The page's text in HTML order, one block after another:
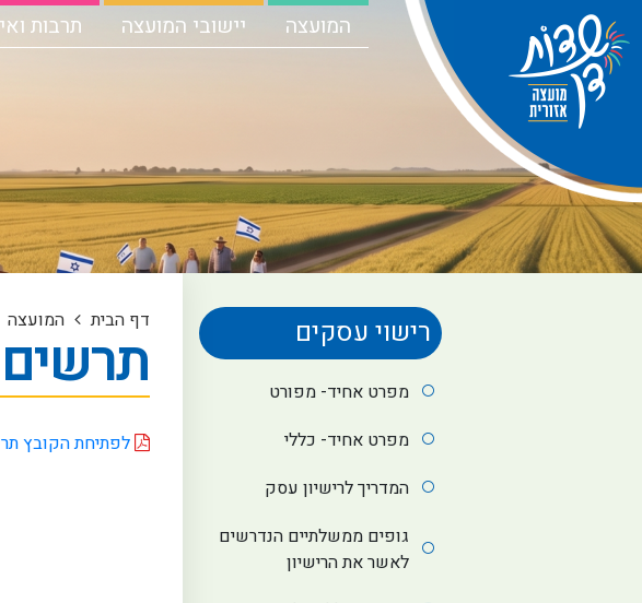
המועצה יישובי המועצה תרבות
רישוי עסקים
מפרט אחיד- מפורט
מפרט אחיד- כללי
המדריך לרישיון עסק
גופים ממשלתיים הנדרשים
לאשר את הרישיון
דף הבית המועצה
תרשים
לפתיחת הקובץ